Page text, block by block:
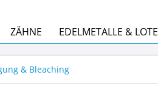
ZÄHNE EDELMETALLE & LOTE
& Bleaching